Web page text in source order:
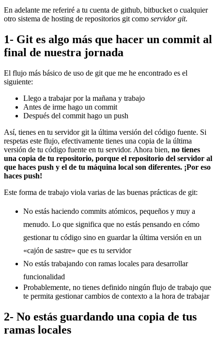
En adelante me referiré a tu cuenta de github, bitbucket o cualquier
otro sistema de hosting de repositorios git como servidor git.
1- Git es algo más que hacer un commit al
final de nuestra jornada
El flujo más básico de uso de git que me he encontrado es el
siguiente:
Llego a trabajar por la mañana y trabajo
Antes de irme hago un commit
Después del commit hago un push
Así, tienes en tu servidor git la última versión del código fuente. Si
respetas este flujo, efectivamente tienes una copia de la última
versión de tu código fuente en tu servidor. Ahora bien, no tienes
una copia de tu repositorio, porque el repositorio del servidor al
que haces push y el de tu máquina local son diferentes. ¡Por eso
haces push!
Este forma de trabajo viola varias de las buenas prácticas de git:
No estás haciendo commits atómicos, pequeños y muy a
menudo. Lo que significa que no estás pensando en cómo
gestionar tu código sino en guardar la última versión en un
«cajón de sastre» que es tu servidor
No estás trabajando con ramas locales para desarrollar
funcionalidad
Probablemente, no tienes definido ningún flujo de trabajo que
te permita gestionar cambios de contexto a la hora de trabajar
2- No estás guardando una copia de tus
ramas locales